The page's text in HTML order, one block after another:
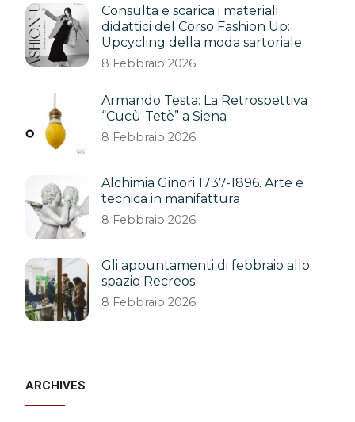
Consulta e scarica i materiali
didattici del Corso Fashion Up:
Upcycling della moda sartoriale
8 Febbraio 2026
Armando Testa: La Retrospettiva
“Cucù-Tetè” a Siena
8 Febbraio 2026
Alchimia Ginori 1737-1896. Arte e
tecnica in manifattura
8 Febbraio 2026
Gli appuntamenti di febbraio allo
spazio Recreos
8 Febbraio 2026
ARCHIVES